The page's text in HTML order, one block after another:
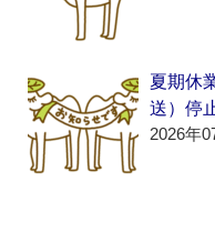
夏期休
送）停
2026年